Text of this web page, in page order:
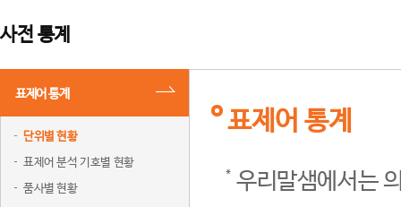
사전 통계
표제어 통계
단위별 현황
표제어 분석 기호별 현황
품사별 현황
표제어 통계
우리말샘에서는